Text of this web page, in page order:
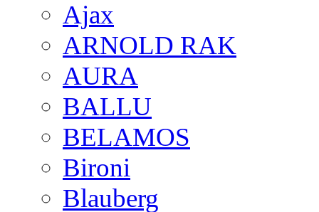
Ajax
ARNOLD RAK
AURA
BALLU
BELAMOS
Bironi
Blauberg